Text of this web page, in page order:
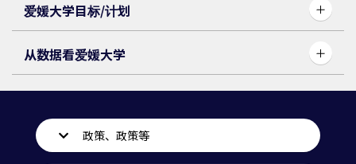
爱媛大学目标/计划
从数据看爱媛大学
政策、政策等